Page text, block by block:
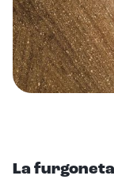
La